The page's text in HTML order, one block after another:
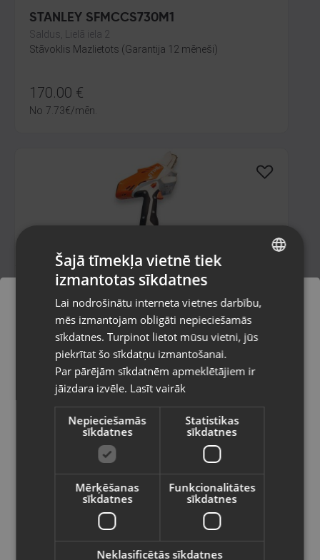
STANLEY SFMCCS730M1
Saldus, Lielā iela 2
Stāvoklis Mazlietots (Garantija 12 mēneši)
170.00 €
No 7.73€/mēn.
Stihl GTA 26
Rīga, Dzirnavu iela 119 - 58
Stāvoklis Lietots (Garantija 6 mēneši)
150.00€
/mēn.
Parkside PKS 2200 A1
Pasūtījumi tiks piegādāti uz
izvēlēto valsti
Vietnes saturs būs attēlots izvēlētajā
valodā
Valsts
Latviešu / Latvian
RUSSIAN
Šajā tīmekļa vietnē tiek
izmantotas sīkdatnes
Lai nodrošinātu interneta vietnes darbību,
mēs izmantojam obligāti nepieciešamās
sīkdatnes. Turpinot lietot mūsu vietni, jūs
piekrītat šo sīkdatņu izmantošanai.
Par pārējām sīkdatnēm apmeklētājiem ir
jāizdara izvēle. Lasīt vairāk
Nepieciešamās
sīkdatnes
Statistikas
sīkdatnes
Mērķēšanas
sīkdatnes
Funkcionalitātes
sīkdatnes
Neklasificētās sīkdatnes